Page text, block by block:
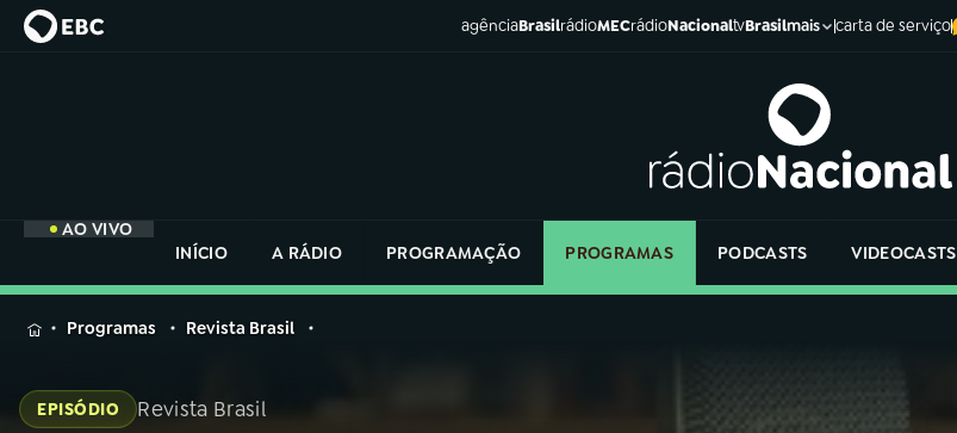
agênciaBrasilrádioMECrádioNacionaltvBrasilmais carta de serviço
AO VIVO
INÍCIO
A RÁDIO PROGRAMAÇÃO PROGRAMAS PODCASTS VIDEOCASTS
MENU
na
Rádio
Programas Revista Brasil
EPISÓDIO Revista Brasil